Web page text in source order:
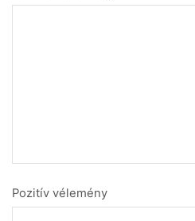
Pozitív vélemény